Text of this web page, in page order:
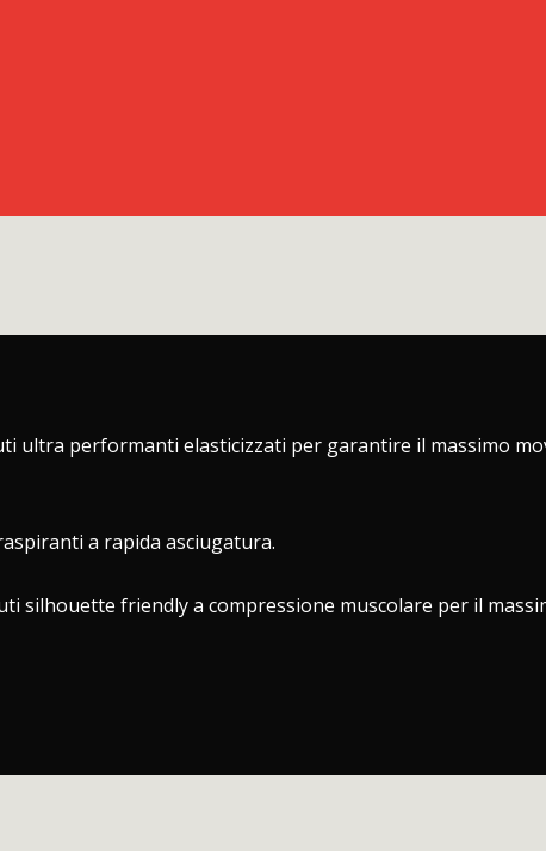
ultra performanti elasticizzati per garantire il massimo
a rapida asciugatura.
silhouette friendly a compressione muscolare per il